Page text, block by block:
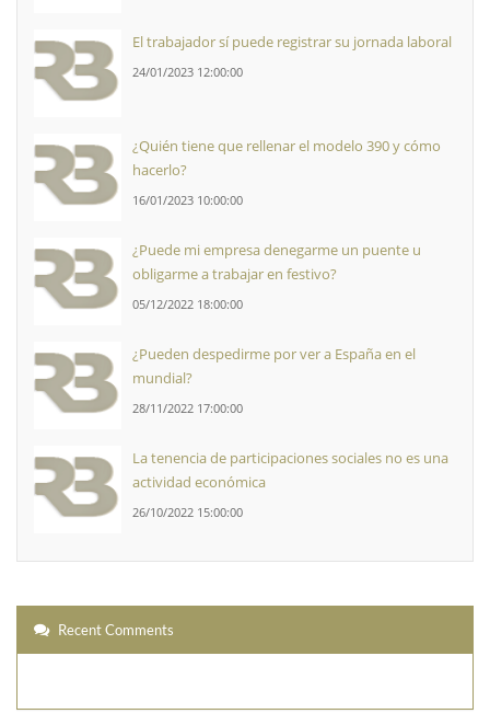
El trabajador sí puede registrar su jornada laboral
24/01/2023 12:00:00
¿Quién tiene que rellenar el modelo 390 y cómo
hacerlo?
16/01/2023 10:00:00
¿Puede mi empresa denegarme un puente u
obligarme a trabajar en festivo?
05/12/2022 18:00:00
¿Pueden despedirme por ver a España en el
mundial?
28/11/2022 17:00:00
La tenencia de participaciones sociales no es una
actividad económica
26/10/2022 15:00:00
Recent Comments